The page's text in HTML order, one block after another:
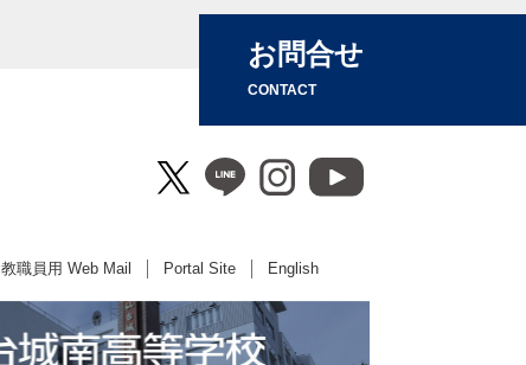
お問合せ
CONTACT
教職員用 Web Mail Portal Site English